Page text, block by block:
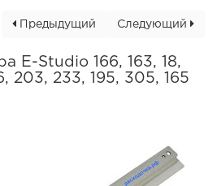
Следующий
Предыдущий
E-Studio 166, 163, 18,
203, 233, 195, 305, 165